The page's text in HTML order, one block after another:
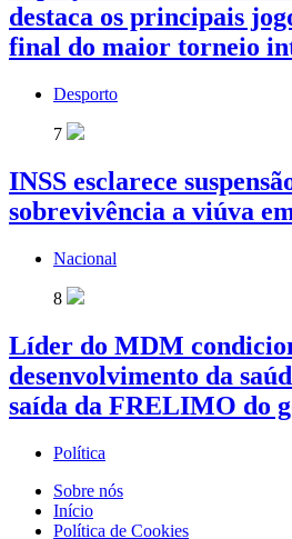
destaca os principais
final do maior torneio
Desporto
7
INSS esclarece
sobrevivência a viúva
Nacional
8
Líder do MDM
desenvolvimento da
saída da FRELIMO do
Política
Sobre nós
Início
Política de Cookies